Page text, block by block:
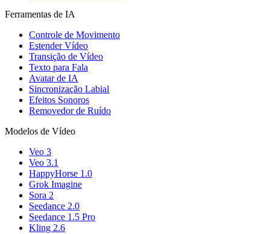
Ferramentas de IA
Controle de Movimento
Estender Vídeo
Transição de Vídeo
Texto para Fala
Avatar de IA
Sincronização Labial
Efeitos Sonoros
Removedor de Ruído
Modelos de Vídeo
Veo 3
Veo 3.1
HappyHorse 1.0
Grok Imagine
Sora 2
Seedance 2.0
Seedance 1.5 Pro
Kling 2.6